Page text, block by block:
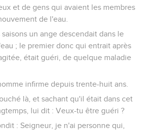
et de gens qui avaient les membres
de l'eau.
saisons un ange descendait dans le
; le premier donc qui entrait après
était guéri, de quelque maladie
infirme depuis trente-huit ans.
là, et sachant qu'il était dans cet
lui dit : Veux-tu être guéri ?
: Seigneur, je n'ai personne qui,